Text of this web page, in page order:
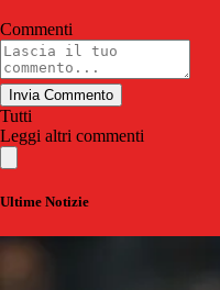
Commenti
Invia Commento
Tutti
Leggi altri commenti
Ultime Notizie